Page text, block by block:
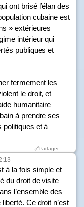
ont brisé l’élan des
cubaine est
» extérieures
intérieur qui
publiques et
fermement les
le droit, et
humanitaire
à prendre ses
politiques et à
🔗Partager
à la fois simple et
du droit de visite
l’ensemble des
Ce droit n’est